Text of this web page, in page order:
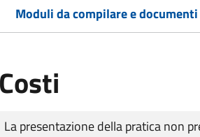
Moduli da compilare e
Costi
Tipo di pagamento
Importo
La presentazione della pratica non